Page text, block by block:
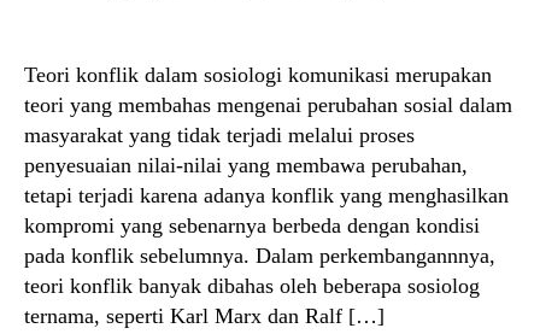
Teori konflik dalam sosiologi komunikasi merupakan
teori yang membahas mengenai perubahan sosial dalam
masyarakat yang tidak terjadi melalui proses
penyesuaian nilai-nilai yang membawa perubahan,
tetapi terjadi karena adanya konflik yang menghasilkan
kompromi yang sebenarnya berbeda dengan kondisi
pada konflik sebelumnya. Dalam perkembangannnya,
teori konflik banyak dibahas oleh beberapa sosiolog
ternama, seperti Karl Marx dan Ralf […]